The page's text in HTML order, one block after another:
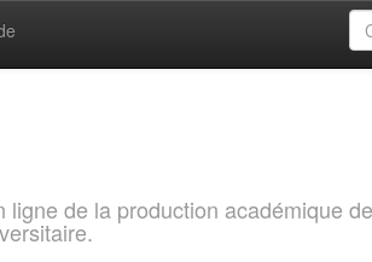
de la production académique